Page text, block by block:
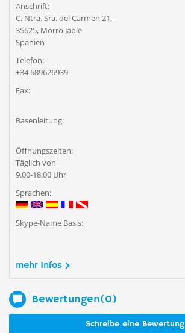
Anschrift:
C. Ntra. Sra. del Carmen 21,
35625, Morro Jable
Spanien
Telefon:
+34 689626939
Fax:
Basenleitung:
Öffnungszeiten:
Täglich von
9.00-18.00 Uhr
Sprachen:
Skype-Name Basis:
mehr Infos
Bewertungen(0)
Schreibe eine Bewertung